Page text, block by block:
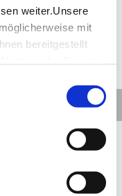
weiter.Unsere
mit
bereitgestellt
Entfernung anzeigen